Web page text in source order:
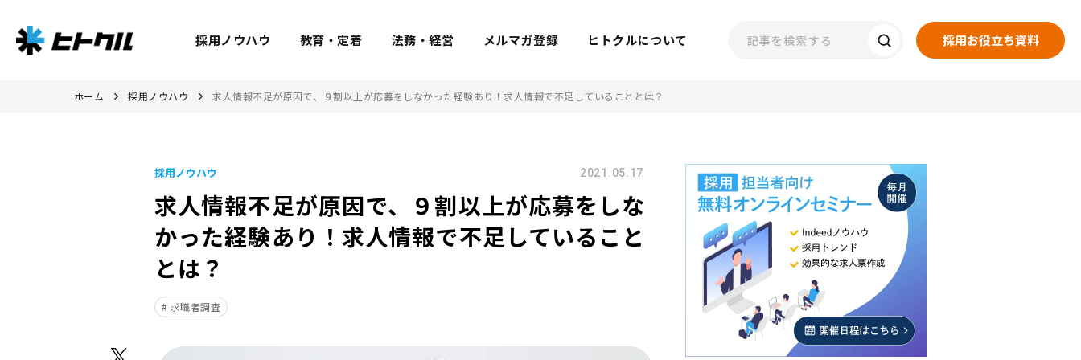
採用ノウハウ 教育・定着 法務・経営 メルマガ登録 ヒトクルについて 採用お役立ち資料
ホーム 採用ノウハウ 求人情報不足が原因で、９割以上が応募をしなかった経験あり！求人情報で不足していることとは？
採用ノウハウ 2021.05.17
求人情報不足が原因で、９割以上が応募をしな
かった経験あり！求人情報で不足していること
とは？
求職者調査